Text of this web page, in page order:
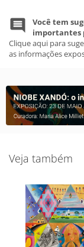
Você tem
importantes
Clique aqui para
as informações
Veja também